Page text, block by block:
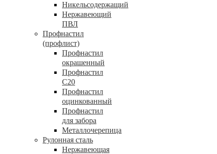
Никельсодержащий
Нержавеющий
ПВЛ
Профнастил
(профлист)
Профнастил
окрашенный
Профнастил
С20
Профнастил
оцинкованный
Профнастил
для забора
Металлочерепица
Рулонная сталь
Нержавеющая